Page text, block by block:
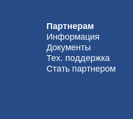
Партнерам
Информация
Документы
Тех. поддержка
Стать партнером